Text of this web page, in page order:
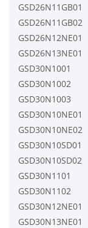
GSD26N11GB01
GSD26N11GB02
GSD26N12NE01
GSD26N13NE01
GSD30N1001
GSD30N1002
GSD30N1003
GSD30N10NE01
GSD30N10NE02
GSD30N10SD01
GSD30N10SD02
GSD30N1101
GSD30N1102
GSD30N12NE01
GSD30N13NE01